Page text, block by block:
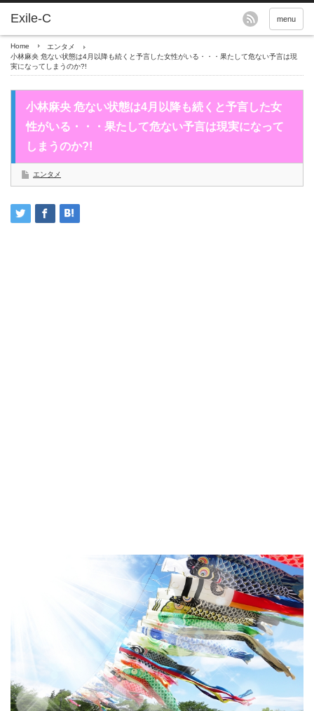
menu
Home
エンタメ
小林麻央 危ない状態は4月以降も続くと予言した女性がいる・・・果たして危ない予言は現
実になってしまうのか?!
小林麻央 危ない状態は4月以降も続くと予言した女
性がいる・・・果たして危ない予言は現実になって
しまうのか?!
エンタメ